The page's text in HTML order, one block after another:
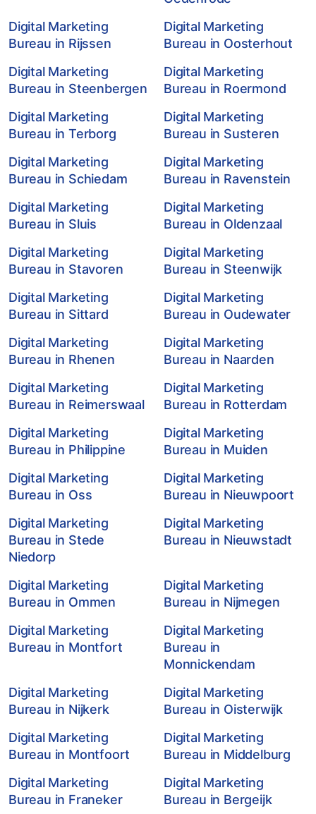
Digital Marketing
Bureau in Rijssen
Digital Marketing
Bureau in Oosterhout
Digital Marketing
Bureau in Steenbergen
Digital Marketing
Bureau in Roermond
Digital Marketing
Bureau in Terborg
Digital Marketing
Bureau in Susteren
Digital Marketing
Bureau in Schiedam
Digital Marketing
Bureau in Ravenstein
Digital Marketing
Bureau in Sluis
Digital Marketing
Bureau in Oldenzaal
Digital Marketing
Bureau in Stavoren
Digital Marketing
Bureau in Steenwijk
Digital Marketing
Bureau in Sittard
Digital Marketing
Bureau in Oudewater
Digital Marketing
Bureau in Rhenen
Digital Marketing
Bureau in Naarden
Digital Marketing
Bureau in Reimerswaal
Digital Marketing
Bureau in Rotterdam
Digital Marketing
Bureau in Philippine
Digital Marketing
Bureau in Muiden
Digital Marketing
Bureau in Oss
Digital Marketing
Bureau in Nieuwpoort
Digital Marketing
Bureau in Stede
Niedorp
Digital Marketing
Bureau in Nieuwstadt
Digital Marketing
Bureau in Ommen
Digital Marketing
Bureau in Nijmegen
Digital Marketing
Bureau in Montfort
Digital Marketing
Bureau in
Monnickendam
Digital Marketing
Bureau in Nijkerk
Digital Marketing
Bureau in Oisterwijk
Digital Marketing
Bureau in Montfoort
Digital Marketing
Bureau in Middelburg
Digital Marketing
Bureau in Franeker
Digital Marketing
Bureau in Bergeijk